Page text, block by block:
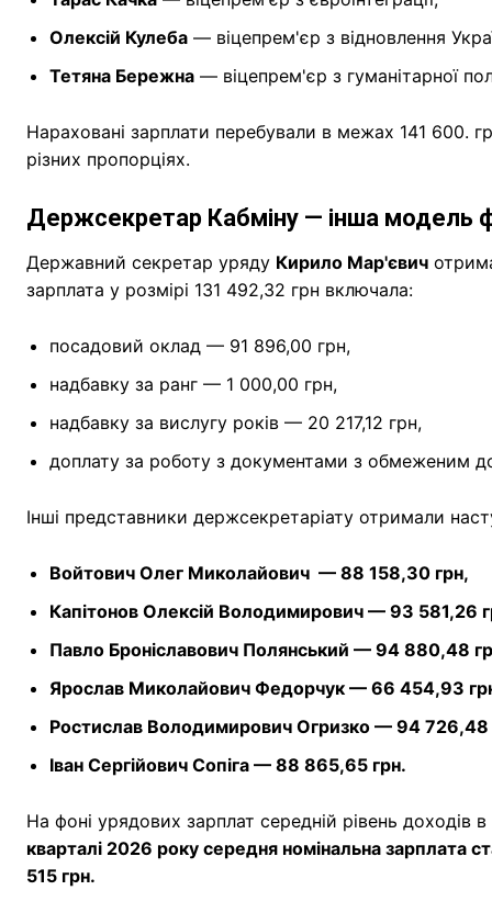
Олексій Кулеба — віцепрем'єр з відновлення
Тетяна Бережна — віцепрем'єр з гуманітарної
Нараховані зарплати перебували в межах 141 600.
різних пропорціях.
Держсекретар Кабміну — інша модель
Державний секретар уряду Кирило Мар'євич
зарплата у розмірі 131 492,32 грн включала:
посадовий оклад — 91 896,00 грн,
надбавку за ранг — 1 000,00 грн,
надбавку за вислугу років — 20 217,12 грн,
доплату за роботу з документами з обмеженим
Інші представники держсекретаріату отримали
Войтович Олег Миколайович — 88 158,30 грн,
Капітонов Олексій Володимирович — 93 581,26
Павло Броніславович Полянський — 94 880,48
Ярослав Миколайович Федорчук — 66 454,93
Ростислав Володимирович Огризко — 94 726,48
Іван Сергійович Сопіга — 88 865,65 грн.
На фоні урядових зарплат середній рівень доходів
кварталі 2026 року середня номінальна зарплата
515 грн.